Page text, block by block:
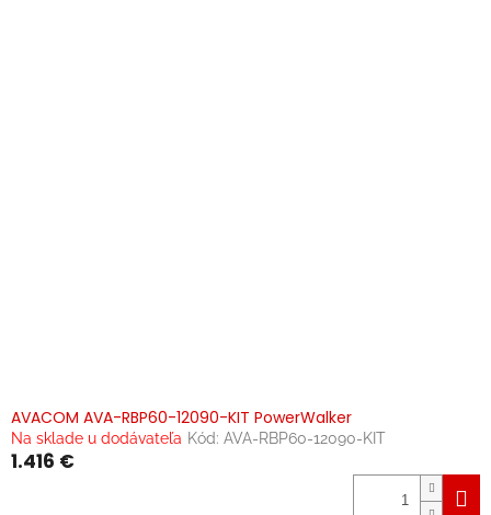
AVACOM AVA-RBP60-12090-KIT PowerWalker
Na sklade u dodávateľa Kód: AVA-RBP60-12090-KIT
1.416 €